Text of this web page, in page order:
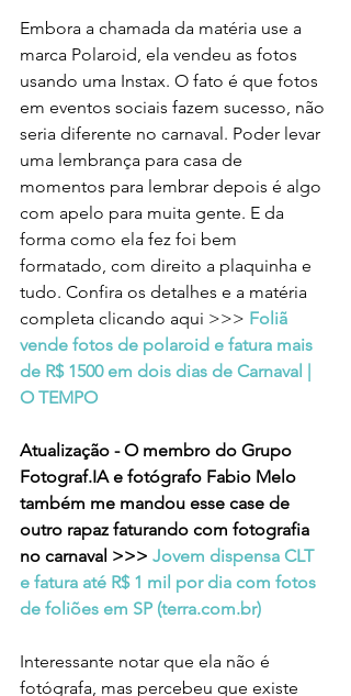
Embora a chamada da matéria use a
marca Polaroid, ela vendeu as fotos
usando uma Instax. O fato é que fotos
em eventos sociais fazem sucesso, não
seria diferente no carnaval. Poder levar
uma lembrança para casa de
momentos para lembrar depois é algo
com apelo para muita gente. E da
forma como ela fez foi bem
formatado, com direito a plaquinha e
tudo. Confira os detalhes e a matéria
completa clicando aqui >>> Foliã
vende fotos de polaroid e fatura mais
de R$ 1500 em dois dias de Carnaval |
O TEMPO
Atualização - O membro do Grupo
Fotograf.IA e fotógrafo Fabio Melo
também me mandou esse case de
outro rapaz faturando com fotografia
no carnaval >>> Jovem dispensa CLT
e fatura até R$ 1 mil por dia com fotos
de foliões em SP (terra.com.br)
Interessante notar que ela não é
fotógrafa, mas percebeu que existe